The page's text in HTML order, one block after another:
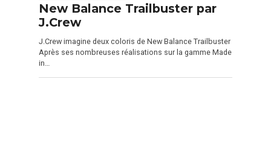
New Balance Trailbuster par
J.Crew
J.Crew imagine deux coloris de New Balance Trailbuster
Après ses nombreuses réalisations sur la gamme Made
in…